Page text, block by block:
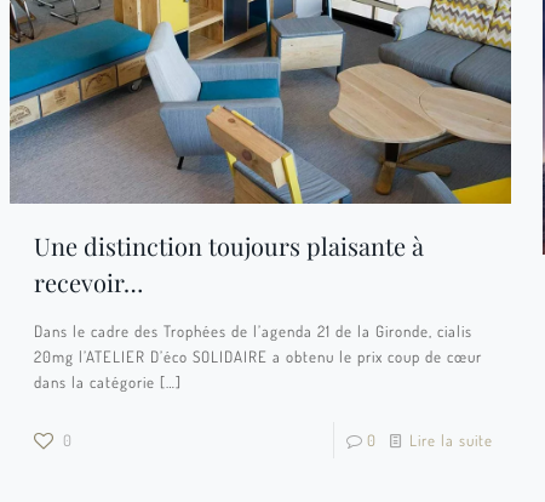
Une distinction toujours plaisante à
recevoir…
Dans le cadre des Trophées de l’agenda 21 de la Gironde, cialis
20mg l’ATELIER D’éco SOLIDAIRE a obtenu le prix coup de cœur
dans la catégorie […]
0 0 Lire la suite